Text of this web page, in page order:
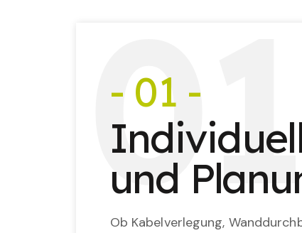
01
- 01 -
und
Ob Kabelverlegung,